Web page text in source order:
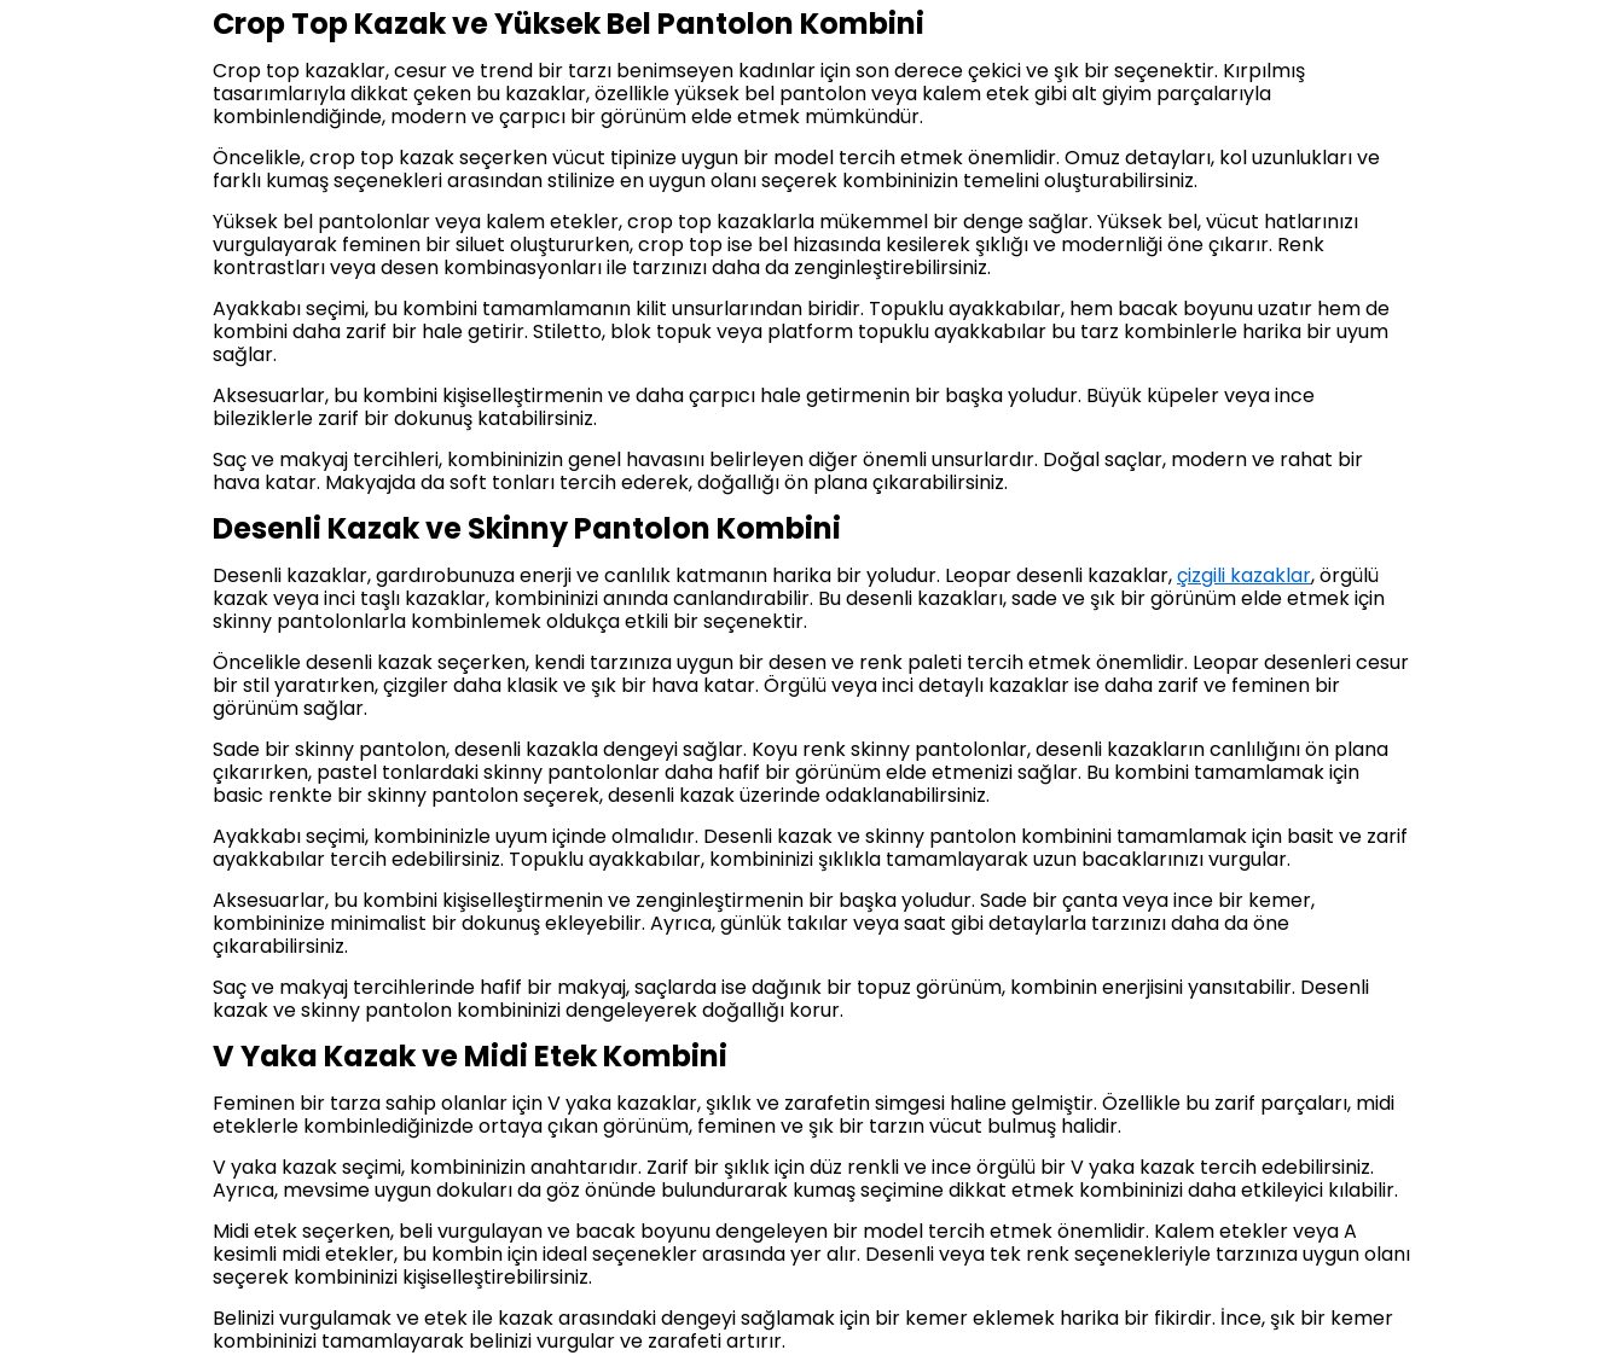
Crop Top Kazak ve Yüksek Bel Pantolon Kombini
Crop top kazaklar, cesur ve trend bir tarzı benimseyen kadınlar için son derece çekici ve şık bir seçenektir. Kırpılmış
tasarımlarıyla dikkat çeken bu kazaklar, özellikle yüksek bel pantolon veya kalem etek gibi alt giyim parçalarıyla
kombinlendiğinde, modern ve çarpıcı bir görünüm elde etmek mümkündür.
Öncelikle, crop top kazak seçerken vücut tipinize uygun bir model tercih etmek önemlidir. Omuz detayları, kol uzunlukları ve
farklı kumaş seçenekleri arasından stilinize en uygun olanı seçerek kombininizin temelini oluşturabilirsiniz.
Yüksek bel pantolonlar veya kalem etekler, crop top kazaklarla mükemmel bir denge sağlar. Yüksek bel, vücut hatlarınızı
vurgulayarak feminen bir siluet oluştururken, crop top ise bel hizasında kesilerek şıklığı ve modernliği öne çıkarır. Renk
kontrastları veya desen kombinasyonları ile tarzınızı daha da zenginleştirebilirsiniz.
Ayakkabı seçimi, bu kombini tamamlamanın kilit unsurlarından biridir. Topuklu ayakkabılar, hem bacak boyunu uzatır hem de
kombini daha zarif bir hale getirir. Stiletto, blok topuk veya platform topuklu ayakkabılar bu tarz kombinlerle harika bir uyum
sağlar.
Aksesuarlar, bu kombini kişiselleştirmenin ve daha çarpıcı hale getirmenin bir başka yoludur. Büyük küpeler veya ince
bileziklerle zarif bir dokunuş katabilirsiniz.
Saç ve makyaj tercihleri, kombininizin genel havasını belirleyen diğer önemli unsurlardır. Doğal saçlar, modern ve rahat bir
hava katar. Makyajda da soft tonları tercih ederek, doğallığı ön plana çıkarabilirsiniz.
Desenli Kazak ve Skinny Pantolon Kombini
Desenli kazaklar, gardırobunuza enerji ve canlılık katmanın harika bir yoludur. Leopar desenli kazaklar,çizgili kazaklar, örgülü
kazak veya inci taşlı kazaklar, kombininizi anında canlandırabilir. Bu desenli kazakları, sade ve şık bir görünüm elde etmek için
skinny pantolonlarla kombinlemek oldukça etkili bir seçenektir.
Öncelikle desenli kazak seçerken, kendi tarzınıza uygun bir desen ve renk paleti tercih etmek önemlidir. Leopar desenleri cesur
bir stil yaratırken, çizgiler daha klasik ve şık bir hava katar. Örgülü veya inci detaylı kazaklar ise daha zarif ve feminen bir
görünüm sağlar.
Sade bir skinny pantolon, desenli kazakla dengeyi sağlar. Koyu renk skinny pantolonlar, desenli kazakların canlılığını ön plana
çıkarırken, pastel tonlardaki skinny pantolonlar daha hafif bir görünüm elde etmenizi sağlar. Bu kombini tamamlamak için
basic renkte bir skinny pantolon seçerek, desenli kazak üzerinde odaklanabilirsiniz.
Ayakkabı seçimi, kombininizle uyum içinde olmalıdır. Desenli kazak ve skinny pantolon kombinini tamamlamak için basit ve zarif
ayakkabılar tercih edebilirsiniz. Topuklu ayakkabılar, kombininizi şıklıkla tamamlayarak uzun bacaklarınızı vurgular.
Aksesuarlar, bu kombini kişiselleştirmenin ve zenginleştirmenin bir başka yoludur. Sade bir çanta veya ince bir kemer,
kombininize minimalist bir dokunuş ekleyebilir. Ayrıca, günlük takılar veya saat gibi detaylarla tarzınızı daha da öne
çıkarabilirsiniz.
Saç ve makyaj tercihlerinde hafif bir makyaj, saçlarda ise dağınık bir topuz görünüm, kombinin enerjisini yansıtabilir. Desenli
kazak ve skinny pantolon kombininizi dengeleyerek doğallığı korur.
V Yaka Kazak ve Midi Etek Kombini
Feminen bir tarza sahip olanlar için V yaka kazaklar, şıklık ve zarafetin simgesi haline gelmiştir. Özellikle bu zarif parçaları, midi
eteklerle kombinlediğinizde ortaya çıkan görünüm, feminen ve şık bir tarzın vücut bulmuş halidir.
V yaka kazak seçimi, kombininizin anahtarıdır. Zarif bir şıklık için düz renkli ve ince örgülü bir V yaka kazak tercih edebilirsiniz.
Ayrıca, mevsime uygun dokuları da göz önünde bulundurarak kumaş seçimine dikkat etmek kombininizi daha etkileyici kılabilir.
Midi etek seçerken, beli vurgulayan ve bacak boyunu dengeleyen bir model tercih etmek önemlidir. Kalem etekler veya A
kesimli midi etekler, bu kombin için ideal seçenekler arasında yer alır. Desenli veya tek renk seçenekleriyle tarzınıza uygun olanı
seçerek kombininizi kişiselleştirebilirsiniz.
Belinizi vurgulamak ve etek ile kazak arasındaki dengeyi sağlamak için bir kemer eklemek harika bir fikirdir. İnce, şık bir kemer
kombininizi tamamlayarak belinizi vurgular ve zarafeti artırır.